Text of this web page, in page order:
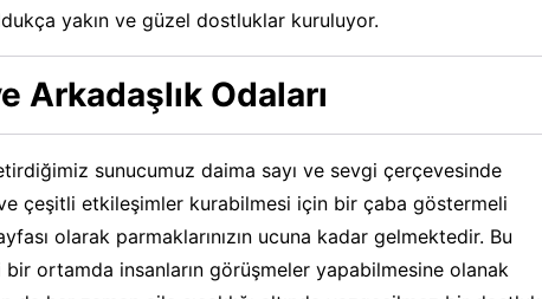
yakın ve güzel dostluklar kuruluyor.
Arkadaşlık Odaları
sunucumuz daima sayı ve sevgi çerçevesinde
çeşitli etkileşimler kurabilmesi için bir çaba göstermeli
olarak parmaklarınızın ucuna kadar gelmektedir. Bu
ortamda insanların görüşmeler yapabilmesine olanak